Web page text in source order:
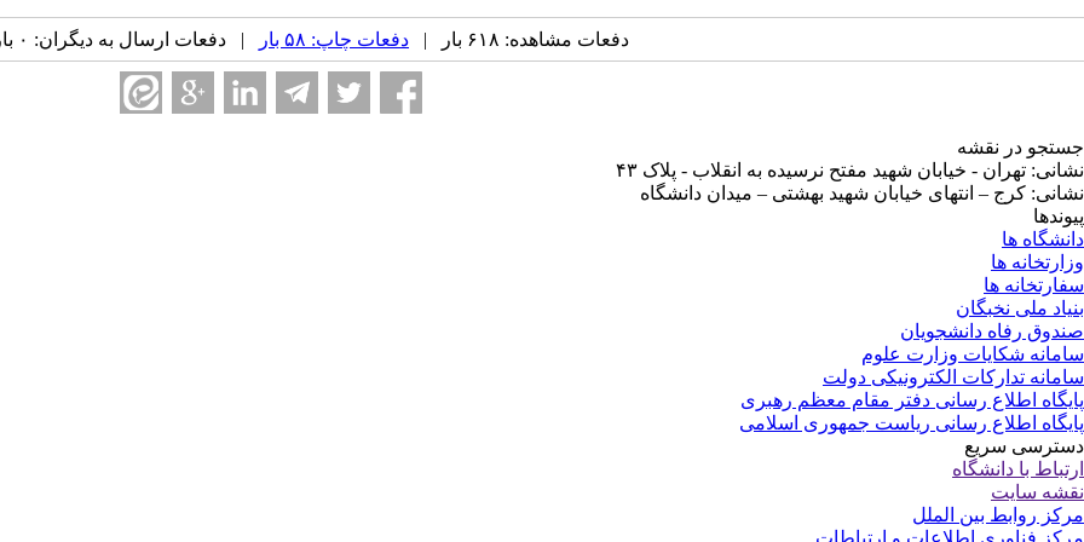
دفعات مشاهده: ۶۱۸ بار | دفعات چاپ: ۵۸ بار | دفعات ارسال به دیگران: ۰ بار |
جستجو در نقشه
نشانی: تهران - خیابان شهید مفتح نرسیده به انقلاب - پلاک ۴۳
نشانی: کرج – انتهای خیابان شهید بهشتی – میدان دانشگاه
پیوندها
دانشگاه ها
وزارتخانه ها
سفارتخانه ها
بنیاد ملی نخبگان
صندوق رفاه دانشجویان
سامانه شکایات وزارت علوم
سامانه تدارکات الکترونیکی دولت
پایگاه اطلاع رسانی دفتر مقام معظم رهبری
پایگاه اطلاع رسانی ریاست جمهوری اسلامی
دسترسی سریع
ارتباط با دانشگاه
نقشه سایت
مرکز روابط بین الملل
مرکز فناوری اطلاعات و ارتباطات